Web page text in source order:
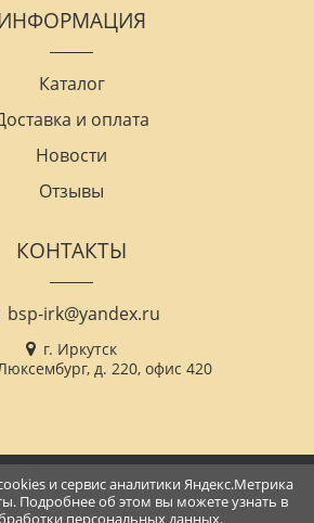
ИНФОРМАЦИЯ
Каталог
и оплата
Новости
Отзывы
КОНТАКТЫ
bsp-irk@yandex.ru
г. Иркутск
д. 220, офис 420
© Все права защищены
обработки персональных данных
и сервис аналитики Яндекс.Метрика
Подробнее об этом вы можете узнать в
персональных данных.